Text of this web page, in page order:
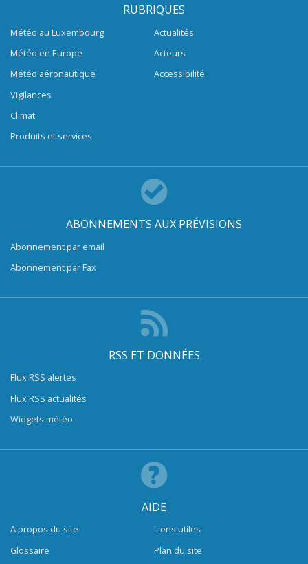
RUBRIQUES
Météo au Luxembourg
Météo en Europe
Météo aéronautique
Vigilances
Climat
Produits et services
Actualités
Acteurs
Accessibilité
ABONNEMENTS AUX PRÉVISIONS
Abonnement par email
Abonnement par Fax
RSS ET DONNÉES
Flux RSS alertes
Flux RSS actualités
Widgets météo
AIDE
A propos du site
Glossaire
Liens utiles
Plan du site